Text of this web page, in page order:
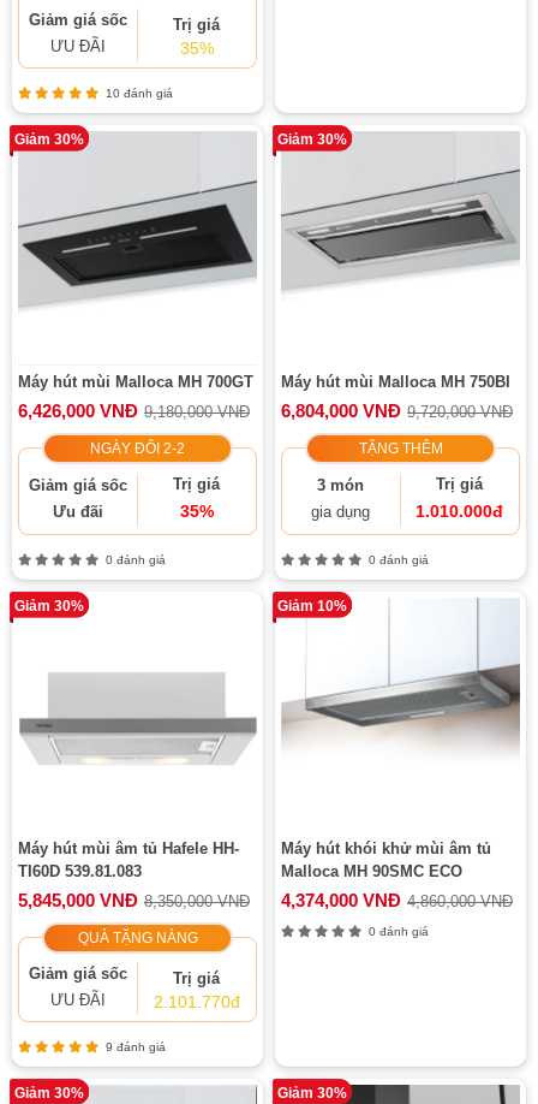
Giảm giá sốc
ƯU ĐÃI
Trị giá
35%
10 đánh giá
Giảm 30%
Máy hút mùi Malloca MH 700GT
6,426,000 VNĐ 9,180,000 VNĐ
NGÀY ĐÔI 2-2
Giảm giá sốc
Ưu đãi
Trị giá
35%
0 đánh giá
Giảm 30%
Máy hút mùi Malloca MH 750BI
6,804,000 VNĐ 9,720,000 VNĐ
TẶNG THÊM
3 món
gia dụng
Trị giá
1.010.000đ
0 đánh giá
Giảm 30%
Máy hút mùi âm tủ Hafele HH-
TI60D 539.81.083
5,845,000 VNĐ 8,350,000 VNĐ
QUÀ TẶNG NÀNG
Giảm giá sốc
ƯU ĐÃI
Trị giá
2.101.770đ
9 đánh giá
Giảm 10%
Máy hút khói khử mùi âm tủ
Malloca MH 90SMC ECO
4,374,000 VNĐ 4,860,000 VNĐ
0 đánh giá
Giảm 30% Giảm 30%